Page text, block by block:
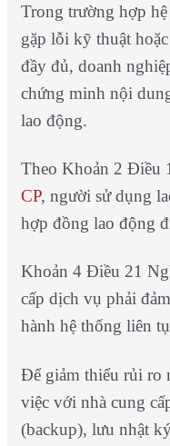
Trong trường hợp
gặp lỗi kỹ thuật
đầy đủ, doanh
chứng minh nội
lao động.
Theo Khoản 2 Điều
CP, người sử dụng
hợp đồng lao động
Khoản 4 Điều 21
cấp dịch vụ phải
hành hệ thống liên
Để giảm thiểu rủi ro
việc với nhà cung
(backup), lưu nhật